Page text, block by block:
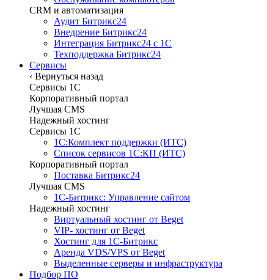
CRM и автоматизация
Аудит Битрикс24
Внедрение Битрикс24
Интеграция Битрикс24 с 1С
Техподдержка Битрикс24
Сервисы
‹ Вернуться назад
Сервисы 1C
Корпоративный портал
Лучшая CMS
Надежный хостинг
Сервисы 1C
1С:Комплект поддержки (ИТС)
Список сервисов 1С:КП (ИТС)
Корпоративный портал
Поставка Битрикс24
Лучшая CMS
1С-Битрикс: Управление сайтом
Надежный хостинг
Виртуальный хостинг от Beget
VIP- хостинг от Beget
Хостинг для 1С-Битрикс
Аренда VDS/VPS от Beget
Выделенные серверы и инфраструктура
Подбор ПО